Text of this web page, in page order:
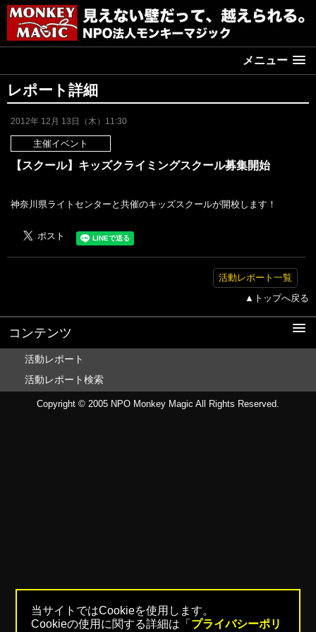
当サイトではCookieを使用します。
Cookieの使用に関する詳細は「 プライバシーポリ
メニュー
レポート詳細
2012年 12月 13日（木）11:30
主催イベント
【スクール】キッズクライミングスクール募集開始
神奈川県ライトセンターと共催のキッズスクールが開校します！
活動レポート一覧
▲トップへ戻る
コンテンツ
活動レポート
活動レポート検索
Copyright © 2005 NPO Monkey Magic All Rights Reserved.